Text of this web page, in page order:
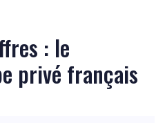
: le
privé français